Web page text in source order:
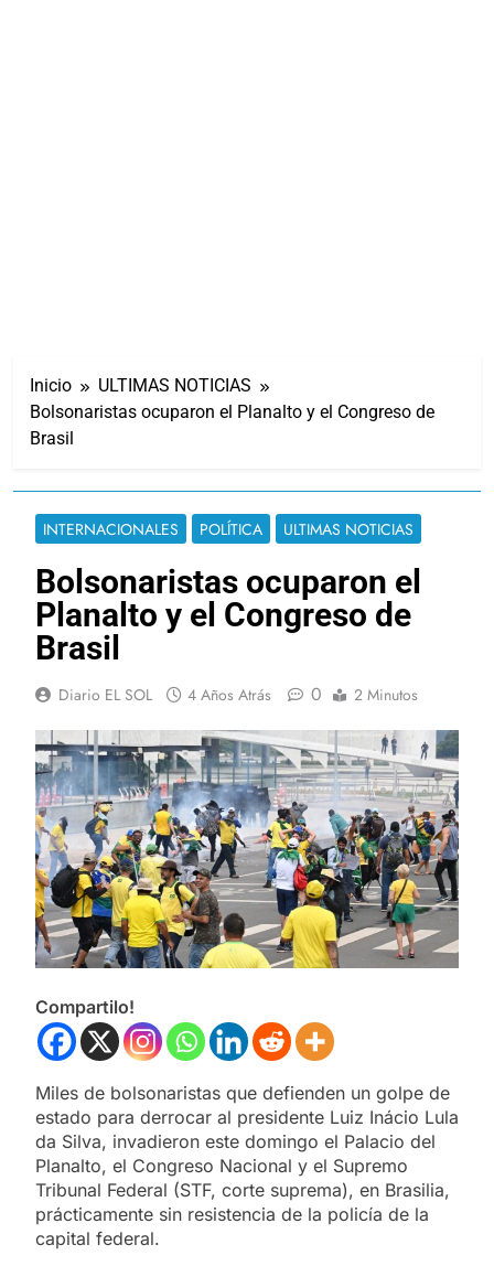
Inicio
ULTIMAS NOTICIAS
Bolsonaristas ocuparon el Planalto y el Congreso de
Brasil
INTERNACIONALES POLÍTICA ULTIMAS NOTICIAS
Bolsonaristas ocuparon el
Planalto y el Congreso de
Brasil
Diario EL SOL 4 Años Atrás 0 2 Minutos
Compartilo!
Miles de bolsonaristas que defienden un golpe de
estado para derrocar al presidente Luiz Inácio Lula
da Silva, invadieron este domingo el Palacio del
Planalto, el Congreso Nacional y el Supremo
Tribunal Federal (STF, corte suprema), en Brasilia,
prácticamente sin resistencia de la policía de la
capital federal.